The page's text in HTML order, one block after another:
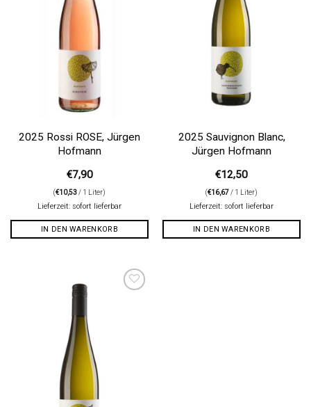
2025 Rossi ROSE, Jürgen
Hofmann
€7,90
(€10,53/ 1 Liter)
Lieferzeit: sofort lieferbar
IN DEN WARENKORB
2025 Sauvignon Blanc,
Jürgen Hofmann
€12,50
(€16,67/ 1 Liter)
Lieferzeit: sofort lieferbar
IN DEN WARENKORB